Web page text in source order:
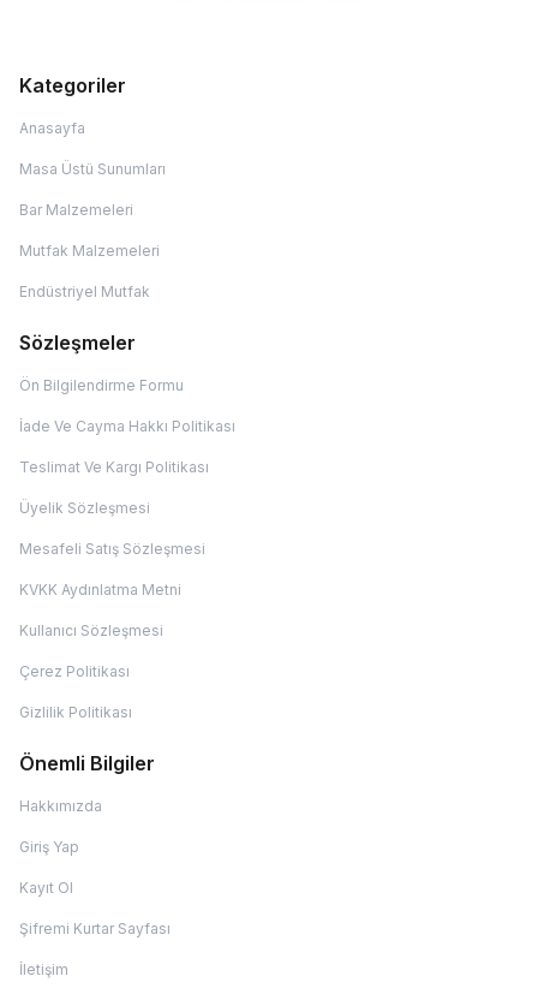
Kategoriler
Anasayfa
Masa Üstü Sunumları
Bar Malzemeleri
Mutfak Malzemeleri
Endüstriyel Mutfak
Sözleşmeler
Ön Bilgilendirme Formu
İade Ve Cayma Hakkı Politikası
Teslimat Ve Kargı Politikası
Üyelik Sözleşmesi
Mesafeli Satış Sözleşmesi
KVKK Aydınlatma Metni
Kullanıcı Sözleşmesi
Çerez Politikası
Gizlilik Politikası
Önemli Bilgiler
Hakkımızda
Giriş Yap
Kayıt Ol
Şifremi Kurtar Sayfası
İletişim